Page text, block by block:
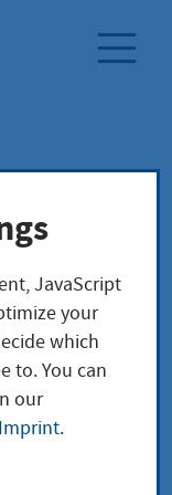
JavaScript
your
which
to. You can
our
Imprint.